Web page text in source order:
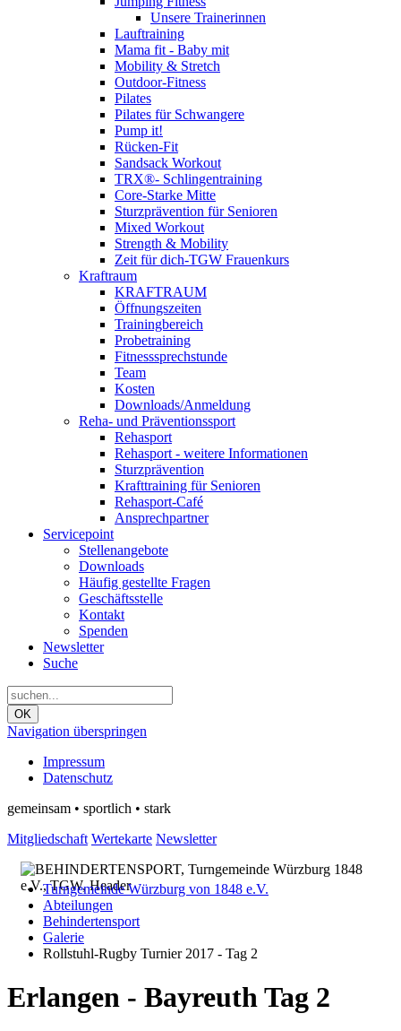
Unsere Trainerinnen
Lauftraining
Mama fit - Baby mit
Mobility & Stretch
Outdoor-Fitness
Pilates
Pilates für Schwangere
Pump it!
Rücken-Fit
Sandsack Workout
TRX®- Schlingentraining
Core-Starke Mitte
Sturzprävention für Senioren
Mixed Workout
Strength & Mobility
Zeit für dich-TGW Frauenkurs
Kraftraum
KRAFTRAUM
Öffnungszeiten
Trainingbereich
Probetraining
Fitnesssprechstunde
Team
Kosten
Downloads/Anmeldung
Reha- und Präventionssport
Rehasport
Rehasport - weitere Informationen
Sturzprävention
Krafttraining für Senioren
Rehasport-Café
Ansprechpartner
Servicepoint
Stellenangebote
Downloads
Häufig gestellte Fragen
Geschäftsstelle
Kontakt
Spenden
Newsletter
Suche
OK
Navigation überspringen
Impressum
Datenschutz
gemeinsam • sportlich • stark
Mitgliedschaft Wertekarte Newsletter
Turngemeinde Würzburg von 1848 e.V.
Abteilungen
Behindertensport
Galerie
Rollstuhl-Rugby Turnier 2017 - Tag 2
Erlangen - Bayreuth Tag 2